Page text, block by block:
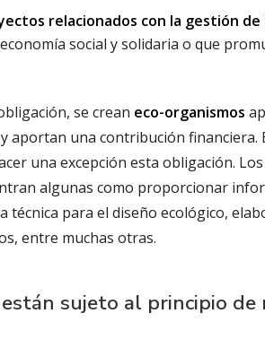
relacionados con la gestión de
social y solidaria o que
se crean eco-organismos
aportan una contribución financiera.
una excepción esta obligación.
algunas como proporcionar
técnica para el diseño ecológico,
entre muchas otras.
sujeto al principio